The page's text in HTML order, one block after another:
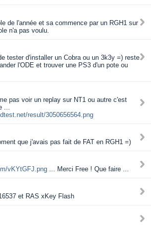
de l'année et sa commence par un RGH1 sur
n'a pas voulu.
tester d'installer un Cobra ou un 3k3y =) reste
l'ODE et trouver une PS3 d'un pote ou
pas voir un replay sur NT1 ou autre c'est
...
result/3050656564.png
que j'avais pas fait de FAT en RGH1 =)
vKYtGFJ.png ... Merci Free ! Que faire ...
et RAS xKey Flash